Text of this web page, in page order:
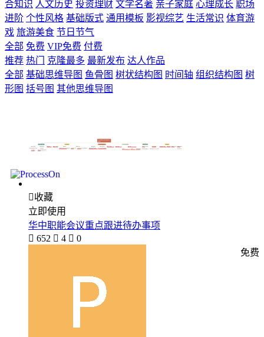
合知识 人文历史 投资理财 文学名著 亲子家庭 心理成长 职场
进阶 个性风格 基础版式 通用模板 影视综艺 生活常识 体育游
戏 旅游美食 节日节气
全部 免费 VIP免费 付费
推荐 热门 克隆最多 最新发布 达人作品
全部 基础思维导图 鱼骨图 树状结构图 时间轴 组织结构图 树
形图 括号图 其他思维导图
收藏
立即使用
华中职能会议重点跟进待办事项
 652  4  0
免费